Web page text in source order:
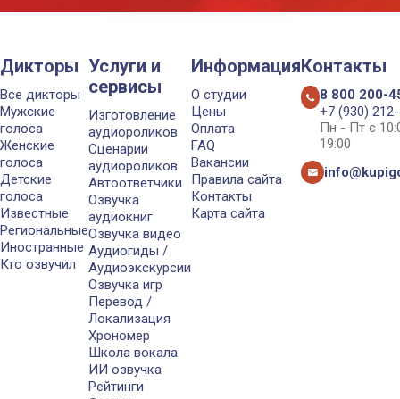
Дикторы
Все дикторы
Мужские
голоса
Женские
голоса
Детские
голоса
Известные
Региональные
Иностранные
Кто озвучил
Услуги и
сервисы
Изготовление
аудиороликов
Сценарии
аудиороликов
Автоответчики
Озвучка
аудиокниг
Озвучка видео
Аудиогиды /
Аудиоэкскурсии
Озвучка игр
Перевод /
Локализация
Хрономер
Школа вокала
ИИ озвучка
Рейтинги
Информация
О студии
Цены
Оплата
FAQ
Вакансии
Правила сайта
Контакты
Карта сайта
Контакты
8 800 200-
+7 (930)
Пн - Пт с
19:00